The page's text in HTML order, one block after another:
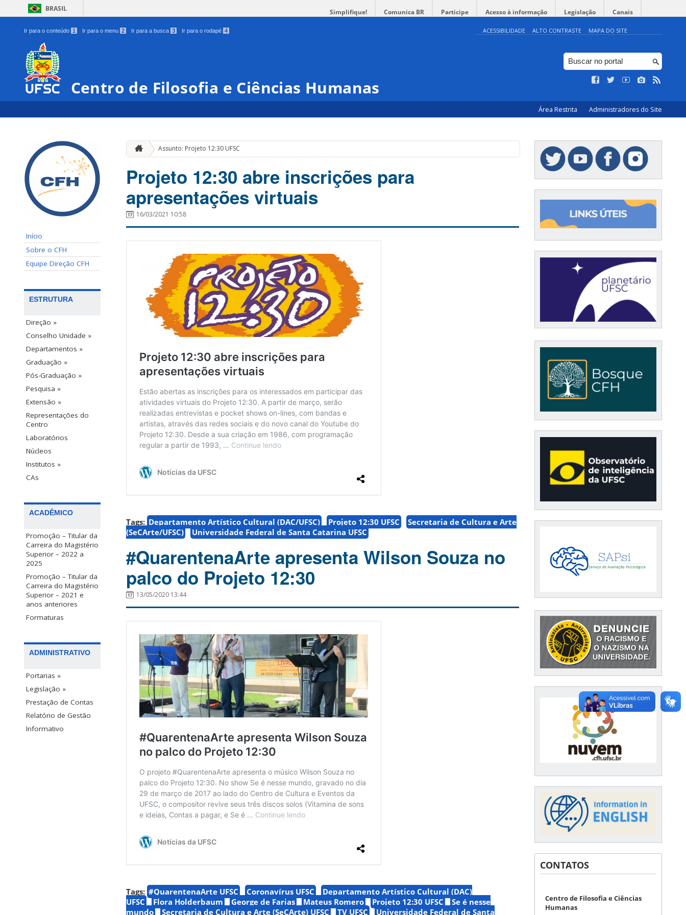
BRASIL Simplifique! Comunica BR Participe Acesso à informação Legislação Canais
Ir para o conteúdo 1 Ir para o menu 2 Ir para a busca 3 Ir para o rodapé 4 ACESSIBILIDADE ALTO CONTRASTE MAPA DO SITE
Centro de Filosofia e Ciências Humanas
Área Restrita Administradores do Site
Início
Sobre o CFH
Equipe Direção CFH
ESTRUTURA
Direção »
Conselho Unidade »
Departamentos »
Graduação »
Pós-Graduação »
Pesquisa »
Extensão »
Representações do
Centro
Laboratórios
Núcleos
Institutos »
CAs
ACADÊMICO
Promoção – Titular da
Carreira do Magistério
Superior – 2022 a
2025
Promoção – Titular da
Carreira do Magistério
Superior – 2021 e
anos anteriores
Formaturas
ADMINISTRATIVO
Portarias »
Legislação »
Prestação de Contas
Relatório de Gestão
Informativo
Assunto: Projeto 12:30 UFSC
Projeto 12:30 abre inscrições para
apresentações virtuais
16/03/2021 10:58
Tags: Departamento Artístico Cultural (DAC/UFSC) Projeto 12:30 UFSC
Secretaria de Cultura e Arte
(SeCArte/UFSC)
Universidade Federal de Santa Catarina UFSC
#QuarentenaArte apresenta Wilson Souza no
palco do Projeto 12:30
13/05/2020 13:44
Tags: #QuarentenaArte UFSC Coronavírus UFSC
Departamento Artístico Cultural (DAC)
UFSC
Flora Holderbaum George de Farias Mateus Romero Projeto 12:30 UFSC
Se é nesse
mundo
Secretaria de Cultura e Arte (SeCArte) UFSC TV UFSC Universidade Federal de Santa
CONTATOS
Centro de Filosofia e Ciências
Humanas